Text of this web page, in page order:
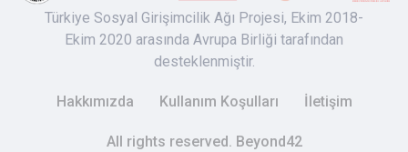
Türkiye Sosyal Girişimcilik Ağı Projesi, Ekim 2018-
Ekim 2020 arasında Avrupa Birliği tarafından
desteklenmiştir.
Hakkımızda Kullanım Koşulları İletişim
All rights reserved. Beyond42